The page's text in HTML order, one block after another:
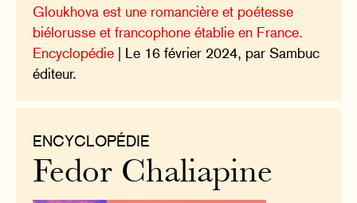
Gloukhova est une romancière et poétesse
biélorusse et francophone établie en France.
Encyclopédie | Le 16 février 2024, par Sambuc
éditeur.
ENCYCLOPÉDIE
Fedor Chaliapine